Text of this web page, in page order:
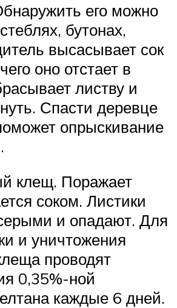
его можно
бутонах,
высасывает сок
оно отстает в
листву и
Спасти деревце
опрыскивание
клещ. Поражает
соком. Листики
и опадают. Для
и уничтожения
проводят
0,35%-ной
каждые 6 дней.